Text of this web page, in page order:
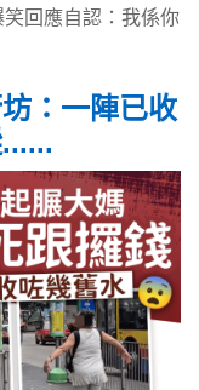
回應自認：我係你
：一陣已收